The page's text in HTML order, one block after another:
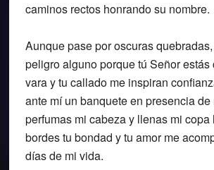
caminos rectos honrando su nombre.
Aunque pase por oscuras
peligro alguno porque tú Señor estás
vara y tu callado me inspiran
ante mí un banquete en presencia
perfumas mi cabeza y llenas mi copa
bordes tu bondad y tu amor me
días de mi vida.